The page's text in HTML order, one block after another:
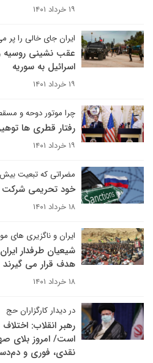
۱۹ خرداد ۱۴۰۱
ایران جای خالی را پر
عقب نشینی روسیه
اسرائیل به سوریه
۱۹ خرداد ۱۴۰۱
چرا موتور دوحه و
رفتار قطری ها
۱۹ خرداد ۱۴۰۱
مضراتی که تبعیت بیش
خود تحریمی شرکت
۱۸ خرداد ۱۴۰۱
ایران و ناگزیری های
شیعیان طرفدار
هدف قرار می گیرند
۱۸ خرداد ۱۴۰۱
در دیدار کارگزاران حج
رهبر انقلاب:
است/ امروز بلای
نقدی، فوری و